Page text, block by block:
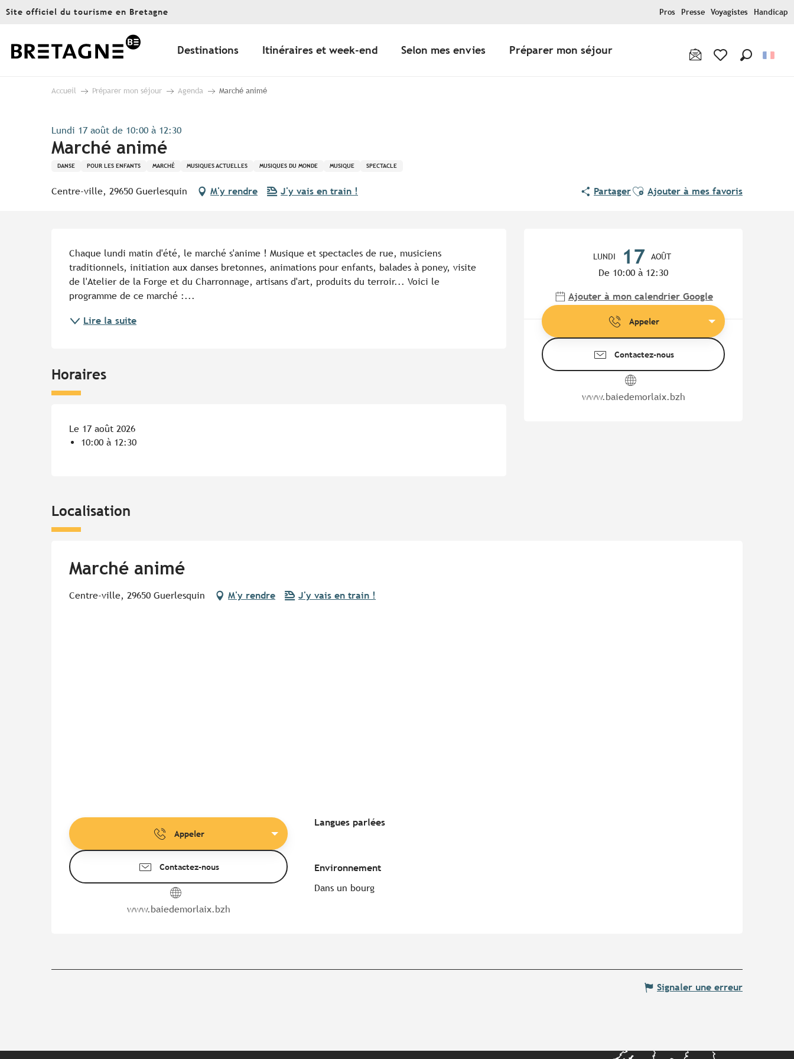
Aller
principal
Site officiel du tourisme en Bretagne Pros Presse Voyagistes Handicap
Destinations Itinéraires et week-end Selon mes envies Préparer mon séjour
Accueil Préparer mon séjour Agenda Marché animé
Lundi 17 août de 10:00 à 12:30
Marché animé
DANSE POUR LES ENFANTS MARCHÉ MUSIQUES ACTUELLES MUSIQUES DU MONDE MUSIQUE SPECTACLE
Centre-ville, 29650 Guerlesquin M'y rendre J'y vais en train ! PartagerAjouter aux favoris
Ajouter à mes favoris
LUNDI 17 AOÛT
De 10:00 à 12:30
Ajouter à mon calendrier Google
Appeler
Contactez-nous
www.baiedemorlaix.bzh
Chaque lundi matin d'été, le marché s'anime ! Musique et spectacles de rue, musiciens
traditionnels, initiation aux danses bretonnes, animations pour enfants, balades à poney, visite
de l'Atelier de la Forge et du Charronnage, artisans d'art, produits du terroir... Voici le
programme de ce marché :...
Lire la suite
Horaires
Le 17 août 2026
10:00 à 12:30
Localisation
Marché animé
Centre-ville, 29650 Guerlesquin M'y rendre J'y vais en train !
Appeler
Contactez-nous
www.baiedemorlaix.bzh
Langues parlées
Langues parlées
Environnement
Environnement
Dans un bourg
Signaler une erreur